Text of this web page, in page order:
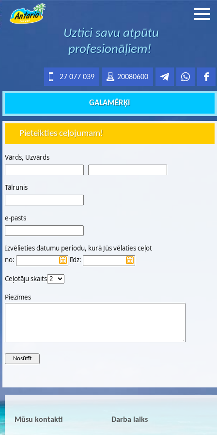
Uztici savu atpūtu
profesionāļiem!
20080600
27 077 039
GALAMĒRĶI
Pieteikties ceļojumam!
Vārds, Uzvārds
Tālrunis
e-pasts
Izvēlieties datumu periodu, kurā Jūs vēlaties ceļot
no:
līdz:
Ceļotāju skaits
Piezīmes
Mūsu kontakti Darba laiks